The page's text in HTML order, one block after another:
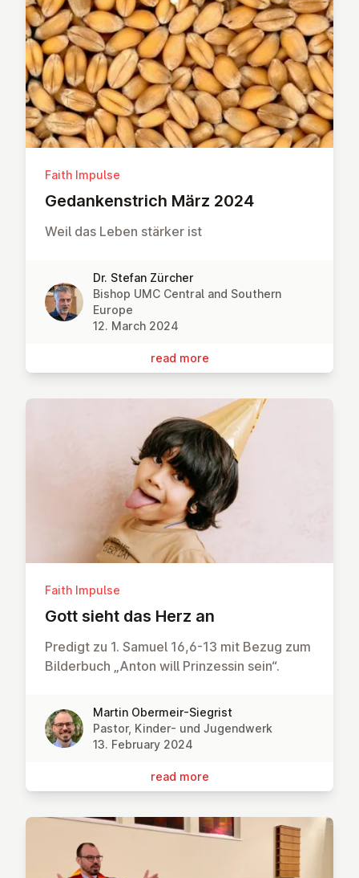
Faith Impulse
Gedanken­strich März 2024
Weil das Leben stärker ist
Dr. Stefan Zürcher
Bishop UMC Central and Southern
Europe
12. March 2024
read more
Faith Impulse
Gott sieht das Herz an
Predigt zu 1. Samuel 16,6-13 mit Bezug zum
Bilderbuch „Anton will Prinzessin sein“.
Martin Obermeir-Siegrist
Pastor, Kinder- und Jugendwerk
13. February 2024
read more